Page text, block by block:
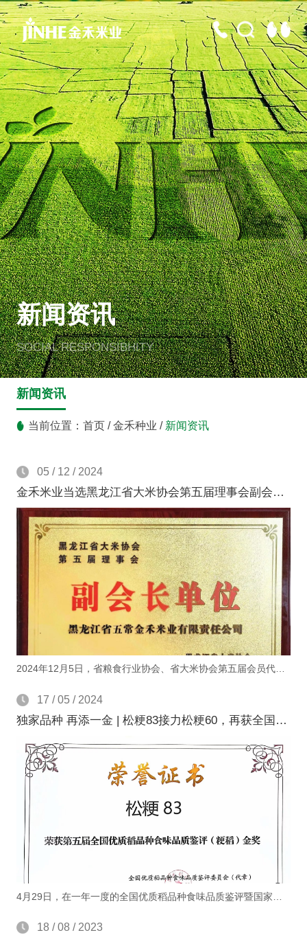
新闻资讯
SOCIAL RESPONSIBHITY
新闻资讯
当前位置： 首页/金禾种业 / 新闻资讯
05 / 12 / 2024
金禾米业当选黑龙江省大米协会第五届理事会副会长单位
2024年12月5日，省粮食行业协会、省大米协会第五届会员代表大会暨五届一次理事会在哈尔滨金谷大厦胜利召开。哈尔滨市、佳木斯市和五常市协会同志出席会议。在选举产生省大米协会第五届理事会领导机构的环节中，经大会投票表决，黑龙江省五常金禾米业有限责任公司荣誉当选黑龙江省大米协会第五届理事会副会长单位。
17 / 05 / 2024
独家品种 再添一金 | 松粳83接力松粳60，再获全国优质稻品种食味品质鉴评(粳稻)金奖
18 / 08 / 2023